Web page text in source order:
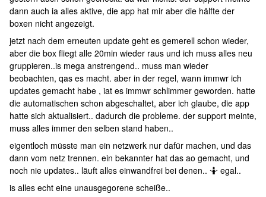
dann auch ia alles aktive, die app hat mir aber die hälfte der
boxen nicht angezeigt.
jetzt nach dem erneuten update geht es gemerell schon wieder,
aber die box fliegt alle 20min wieder raus und ich muss alles neu
gruppieren..is mega anstrengend.. muss man wieder
beobachten, qas es macht. aber in der regel, wann immwr ich
updates gemacht habe , iat es immwr schlimmer geworden. hatte
die automatischen schon abgeschaltet, aber ich glaube, die app
hatte sich aktualisiert.. dadurch die probleme. der support meinte,
muss alles immer den selben stand haben..
eigentloch müsste man ein netzwerk nur dafür machen, und das
dann vom netz trennen. ein bekannter hat das ao gemacht, und
noch nie updates.. läuft alles einwandfrei bei denen.. 🤷 egal..
is alles echt eine unausgegorene scheiße..